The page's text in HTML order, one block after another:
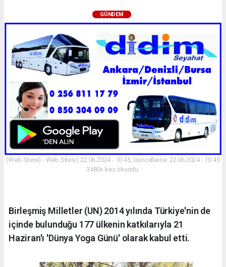
GÜNDEM
(Web Sitesi) - Web Sitesi | 22.06.2024 - 10:45, Güncelleme: 22.06.2024 - 10:45
3480+ kez okundu.
Birleşmiş Milletler (UN) 2014 yılında Türkiye'nin de
içinde bulunduğu 177 ülkenin katkılarıyla 21
Haziran'ı 'Dünya Yoga Günü' olarak kabul etti.